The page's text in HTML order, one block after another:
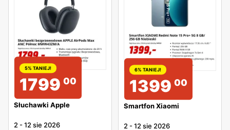
5% TANIEJ!
1799 00
Słuchawki Apple
2 -12 sie 2026
6% TANIEJ!
1399 00
Smartfon Xiaomi
2 -12 sie 2026